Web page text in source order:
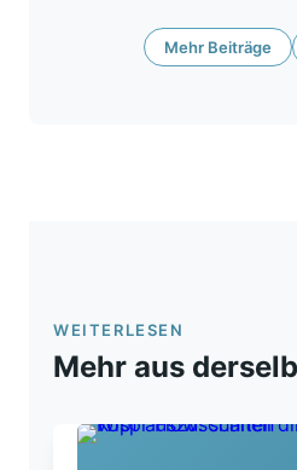
Mehr Beiträge
WEITERLESEN
Mehr aus